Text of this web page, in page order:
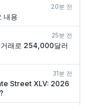
20분 전
내용
25분 전
거래로 254,000달러
31분 전
Street XLV: 2026